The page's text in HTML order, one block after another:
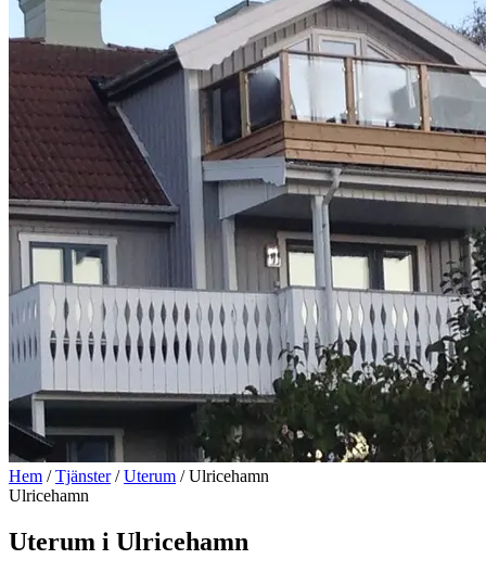
Hem / Tjänster / Uterum / Ulricehamn
Ulricehamn
Uterum i Ulricehamn